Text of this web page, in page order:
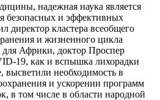
надежная наука является
безопасных и эффективных
директор кластера всеобщего
и жизненного цикла
Африки, доктор Проспер
19, как и вспышка лихорадки
необходимость в
и ускорении программ
в том числе в области народной